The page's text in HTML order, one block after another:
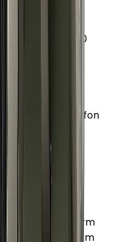
Wear
Android Wear 4.0
Bluetooth ile Telefon
Bildirimler Alarm
Bul Takvim